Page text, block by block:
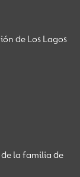
de Los Lagos
la familia de